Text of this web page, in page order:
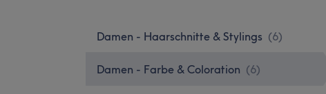
Damen - Haarschnitte & Stylings (6)
Damen - Farbe & Coloration (6)